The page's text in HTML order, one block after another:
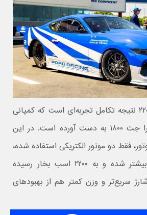
نتیجه تکامل تجربه‌ای است که کمپانی
جت ۱۸۰۰
به دست آورده است. در این
فقط دو موتور الکتریکی استفاده شده،
اما قدرت کلی حتی بیشتر شده و به ۲۲۰۰ اسب‌ بخار رسیده
سریع‌تر و وزن کمتر هم از بهبودهای